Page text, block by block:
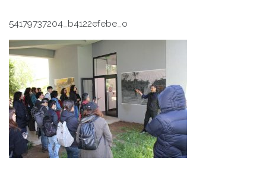
54179737204_b4122efebe_o